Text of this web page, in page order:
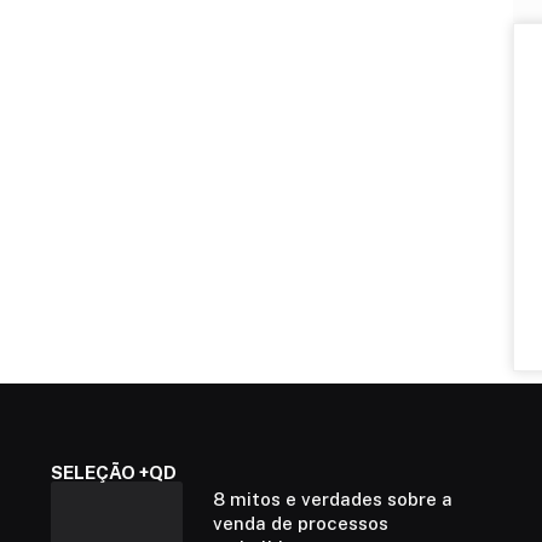
SELEÇÃO +QD
8 mitos e verdades sobre a
venda de processos